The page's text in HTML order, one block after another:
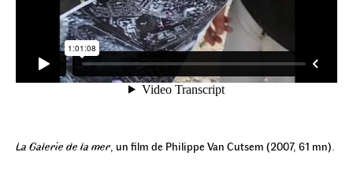
La Galerie de la mer, un film de Philippe Van Cutsem (2007, 61 mn).